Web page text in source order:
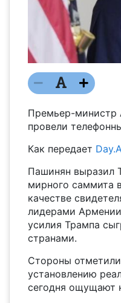
Премьер-министр
провели
Как передает
Пашинян выразил
мирного саммита
качестве
лидерами
усилия Трампа
странами.
Стороны
установлению
сегодня ощущают